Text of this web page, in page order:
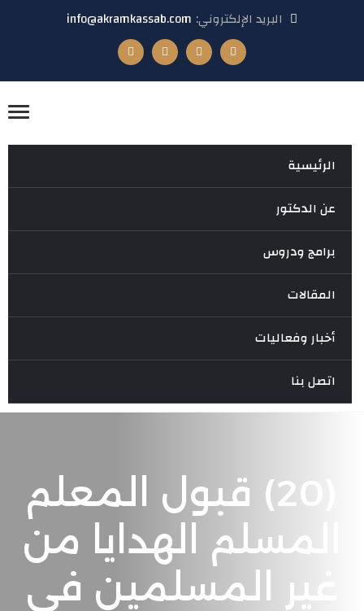
البريد الإلكتروني: info@akramkassab.com
الرئيسية
عن الدكتور
برامج ودروس
المقالات
أخبار وفعاليات
اتصل بنا
(20) قبول المعلم
المسلم الهدايا من
غير المسلمين في